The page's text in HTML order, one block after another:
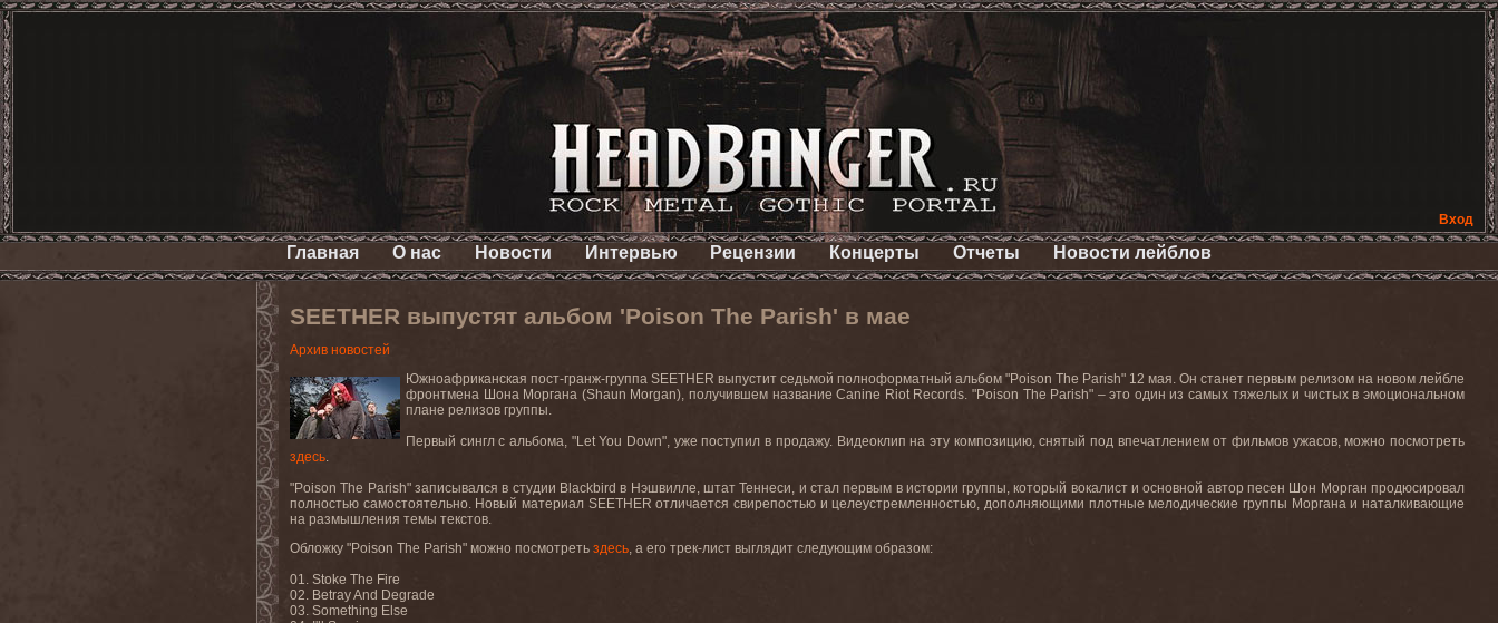
Вход
Главная О нас Новости Интервью Рецензии Концерты Отчеты Новости лейблов
SEETHER выпустят альбом 'Poison The Parish' в мае
Архив новостей
Южноафриканская пост-гранж-группа SEETHER выпустит седьмой полноформатный альбом "Poison The Parish" 12 мая. Он станет первым релизом на новом лейбле
фронтмена Шона Моргана (Shaun Morgan), получившем названиеCanine Riot Records. "Poison The Parish" – это один из самых тяжелых и чистых в эмоциональном
плане релизов группы.
Первый сингл с альбома, "Let You Down", уже поступил в продажу. Видеоклип на эту композицию, снятый под впечатлением от фильмов ужасов, можно посмотреть
здесь.
"Poison The Parish" записывался в студии Blackbird в Нэшвилле, штат Теннеси, и стал первым в истории группы, который вокалист и основной автор песен Шон Морган продюсировал
полностью самостоятельно. Новый материал SEETHER отличается свирепостью и целеустремленностью, дополняющими плотные мелодические группы Моргана и наталкивающие
на размышления темы текстов.
Обложку "Poison The Parish" можно посмотреть здесь, а его трек-лист выглядит следующим образом:
01. Stoke The Fire
02. Betray And Degrade
03. Something Else